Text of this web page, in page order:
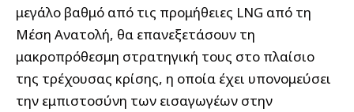
μεγάλο βαθμό από τις προμήθειες LNG από τη
Μέση Ανατολή, θα επανεξετάσουν τη
μακροπρόθεσμη στρατηγική τους στο πλαίσιο
της τρέχουσας κρίσης, η οποία έχει υπονομεύσει
την εμπιστοσύνη των εισαγωγέων στην